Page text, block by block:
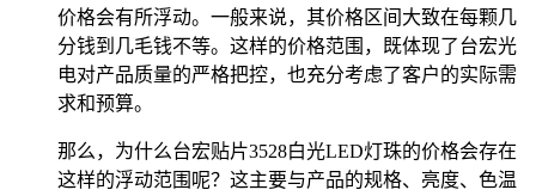
价格会有所浮动。一般来说，其价格区间大致在每颗几
分钱到几毛钱不等。这样的价格范围，既体现了台宏光
电对产品质量的严格把控，也充分考虑了客户的实际需
求和预算。
那么，为什么台宏贴片3528白光LED灯珠的价格会存在
这样的浮动范围呢？这主要与产品的规格、亮度、色温